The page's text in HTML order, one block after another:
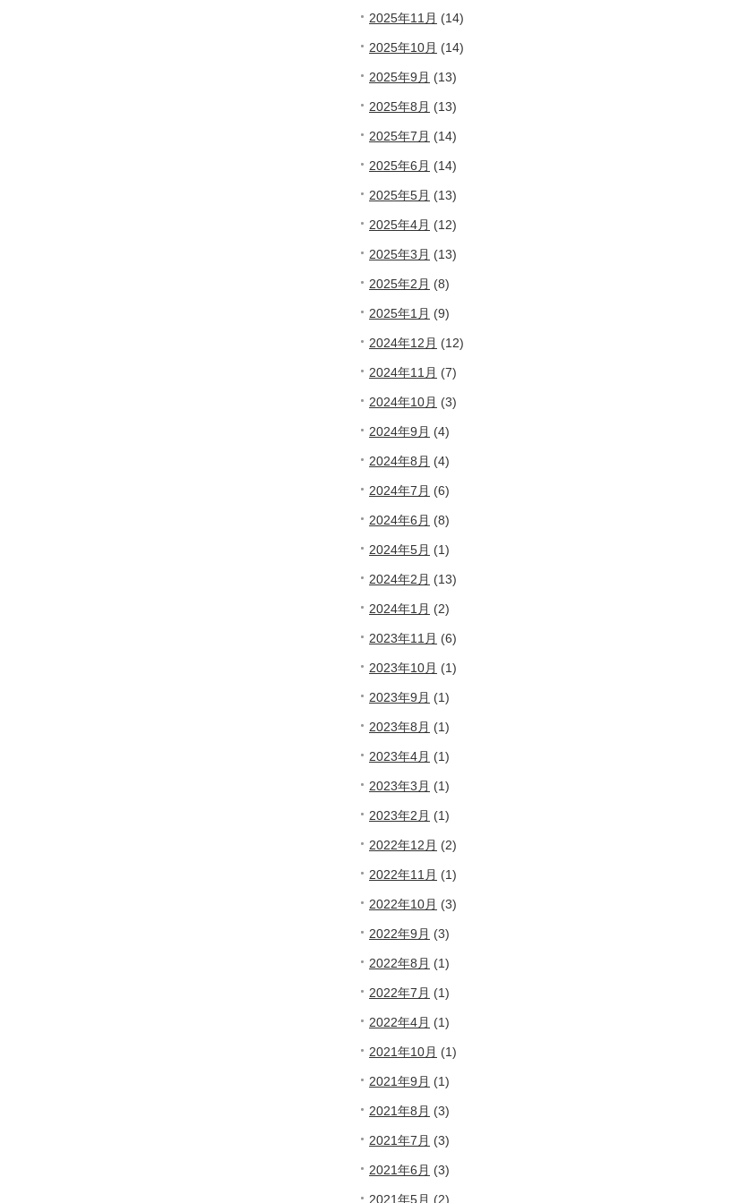
2025年11月 (14)
2025年10月 (14)
2025年9月 (13)
2025年8月 (13)
2025年7月 (14)
2025年6月 (14)
2025年5月 (13)
2025年4月 (12)
2025年3月 (13)
2025年2月 (8)
2025年1月 (9)
2024年12月 (12)
2024年11月 (7)
2024年10月 (3)
2024年9月 (4)
2024年8月 (4)
2024年7月 (6)
2024年6月 (8)
2024年5月 (1)
2024年2月 (13)
2024年1月 (2)
2023年11月 (6)
2023年10月 (1)
2023年9月 (1)
2023年8月 (1)
2023年4月 (1)
2023年3月 (1)
2023年2月 (1)
2022年12月 (2)
2022年11月 (1)
2022年10月 (3)
2022年9月 (3)
2022年8月 (1)
2022年7月 (1)
2022年4月 (1)
2021年10月 (1)
2021年9月 (1)
2021年8月 (3)
2021年7月 (3)
2021年6月 (3)
2021年5月 (2)